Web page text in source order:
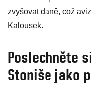
zvyšovat daně, což
Kalousek.
Poslechněte
Stoniše jako